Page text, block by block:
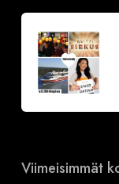
Viimeisimmät